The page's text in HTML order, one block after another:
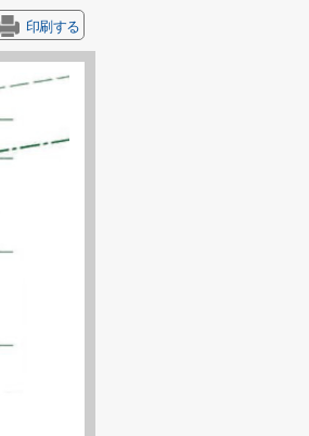
印刷する